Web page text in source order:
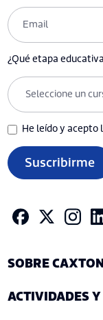
¿Qué etapa
He leído y acepto
Suscribirme
SOBRE
ACTIVIDADES